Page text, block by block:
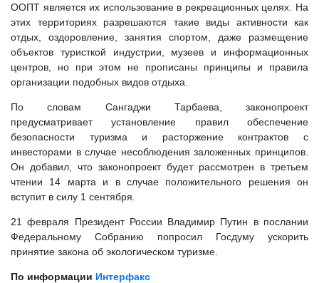
ООПТ является их использование в рекреационных целях. На
этих территориях разрешаются такие виды активности как
отдых, оздоровление, занятия спортом, даже размещение
объектов туристкой индустрии, музеев и информационных
центров, но при этом не прописаны принципы и правила
организации подобных видов отдыха.
По словам Сангаджи Тарбаева, законопроект
предусматривает установление правил обеспечение
безопасности туризма и расторжение контрактов с
инвесторами в случае несоблюдения заложенных принципов.
Он добавил, что законопроект будет рассмотрен в третьем
чтении 14 марта и в случае положительного решения он
вступит в силу 1 сентября.
21 февраля Президент России Владимир Путин в послании
Федеральному Собранию попросил Госдуму ускорить
принятие закона об экологическом туризме.
По информации Интерфакс